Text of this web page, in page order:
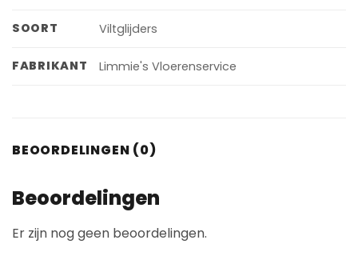
SOORT Viltglijders
FABRIKANT Limmie's Vloerenservice
BEOORDELINGEN (0)
Beoordelingen
Er zijn nog geen beoordelingen.